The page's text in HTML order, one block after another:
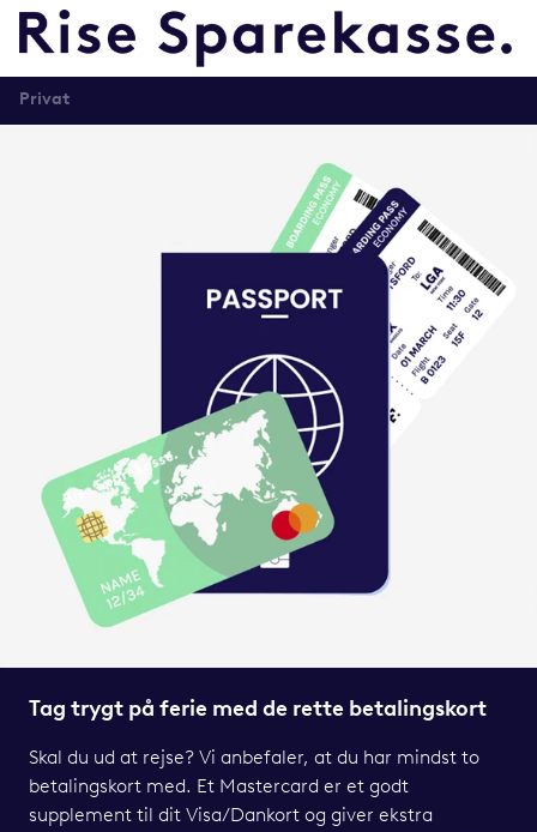
Privat
Tag trygt på ferie med de rette betalingskort
Skal du ud at rejse? Vi anbefaler, at du har mindst to
betalingskort med. Et Mastercard er et godt
supplement til dit Visa/Dankort og giver ekstra